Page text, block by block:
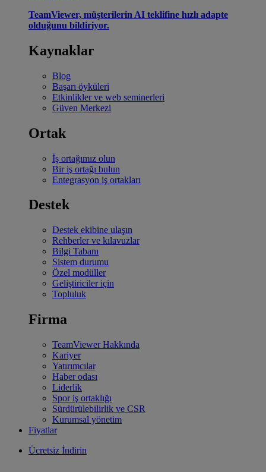
TeamViewer, müşterilerin AI teklifine hızlı adapte
olduğunu bildiriyor.
Kaynaklar
Blog
Başarı öyküleri
Etkinlikler ve web seminerleri
Güven Merkezi
Ortak
İş ortağımız olun
Bir iş ortağı bulun
Entegrasyon iş ortakları
Destek
Destek ekibine ulaşın
Rehberler ve kılavuzlar
Bilgi Tabanı
Sistem durumu
Özel modüller
Geliştiriciler için
Topluluk
Firma
TeamViewer Hakkında
Kariyer
Yatırımcılar
Haber odası
Liderlik
Spor iş ortaklığı
Sürdürülebilirlik ve CSR
Kurumsal yönetim
Fiyatlar
Ücretsiz İndirin